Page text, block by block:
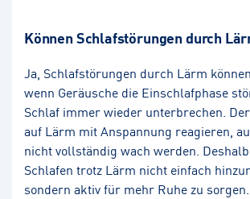
Können Schlafstörungen durch
Ja, Schlafstörungen durch Lärm
wenn Geräusche die Einschlafphase
Schlaf immer wieder unterbrechen.
auf Lärm mit Anspannung reagieren,
nicht vollständig wach werden.
Schlafen trotz Lärm nicht einfach
sondern aktiv für mehr Ruhe zu sorgen.